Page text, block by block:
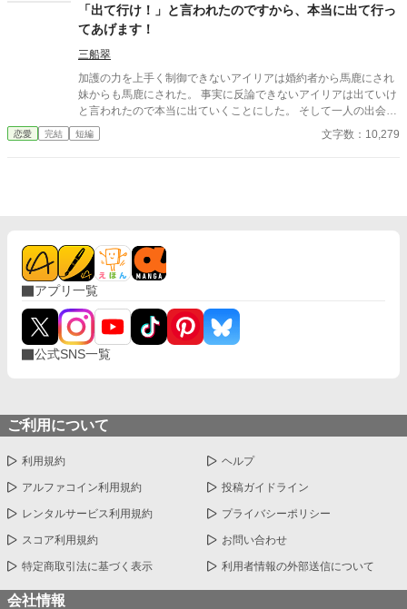
「出て行け！」と言われたのですから、本当に出て行っ
てあげます！
三船翠
加護の力を上手く制御できないアイリアは婚約者から馬鹿にされ
妹からも馬鹿にされた。 事実に反論できないアイリアは出ていけ
と言われたので本当に出ていくことにした。 そして一人の出会い
が彼女の運命を大きく変えることになったのだった…。
恋愛 完結 短編 文字数：10,279
アプリ一覧
公式SNS一覧
ご利用について
利用規約 ヘルプ
アルファコイン利用規約 投稿ガイドライン
レンタルサービス利用規約 プライバシーポリシー
スコア利用規約 お問い合わせ
特定商取引法に基づく表示 利用者情報の外部送信について
会社情報